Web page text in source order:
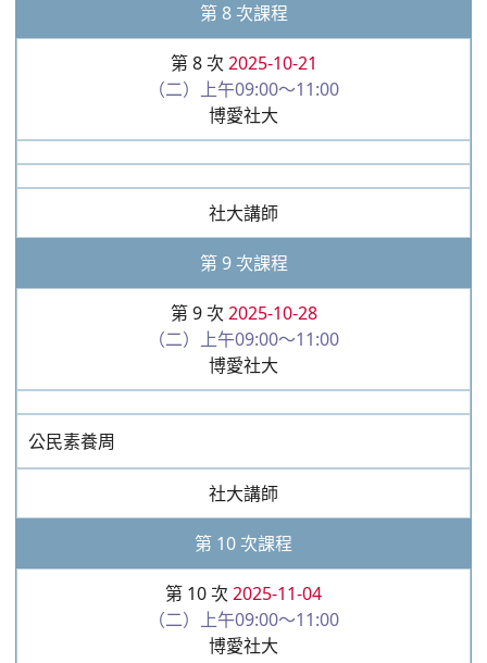
第 8 次課程
第 8 次 2025-10-21
（二）上午09:00～11:00
博愛社大
社大講師
第 9 次課程
第 9 次 2025-10-28
（二）上午09:00～11:00
博愛社大
公民素養周
社大講師
第 10 次課程
第 10 次 2025-11-04
（二）上午09:00～11:00
博愛社大